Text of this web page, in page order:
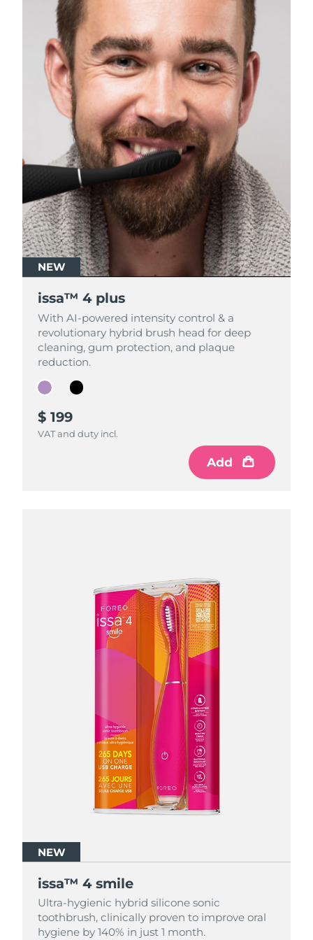
NEW
issa™ 4 plus
With AI-powered intensity control & a
revolutionary hybrid brush head for deep
cleaning, gum protection, and plaque
reduction.
$ 199
VAT and duty incl.
Add
NEW
issa™ 4 plus
With AI-powered intensity control & a
revolutionary hybrid brush head for deep
cleaning, gum protection, and plaque
reduction.
$ 199
VAT and duty incl.
Add
NEW
issa™ 4 smile
Ultra-hygienic hybrid silicone sonic
toothbrush, clinically proven to improve oral
hygiene by 140% in just 1 month.
NEW
issa™ 4 smile
Ultra-hygienic hybrid silicone sonic
toothbrush, clinically proven to improve oral
hygiene by 140% in just 1 month.
NEW
issa™ 4 smile
Ultra-hygienic hybrid silicone sonic
toothbrush, clinically proven to improve oral
hygiene by 140% in just 1 month.